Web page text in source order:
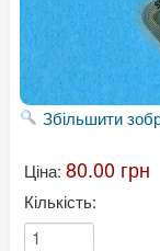
Збільшити
Ціна: 80.00 грн
Кількість: